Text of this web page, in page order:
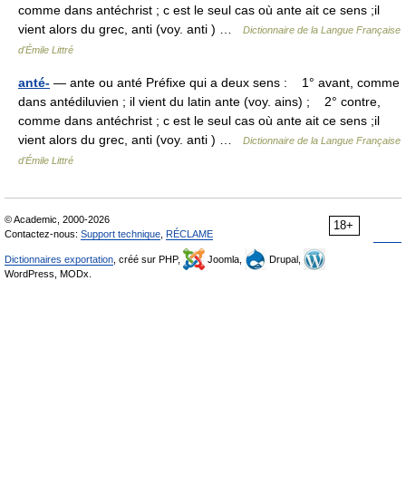
comme dans antéchrist ; c est le seul cas où ante ait ce sens ;il
vient alors du grec, anti (voy. anti ) …
Dictionnaire de la Langue Française
d'Émile Littré
anté- — ante ou anté Préfixe qui a deux sens : 1° avant, comme
dans antédiluvien ; il vient du latin ante (voy. ains) ; 2° contre,
comme dans antéchrist ; c est le seul cas où ante ait ce sens ;il
vient alors du grec, anti (voy. anti ) …
Dictionnaire de la Langue Française
d'Émile Littré
18+
© Academic, 2000-2026
Contactez-nous: Support technique RÉCLAME
Dictionnaires exportation , créé sur PHP, Joomla,
Drupal,
WordPress, MODx.